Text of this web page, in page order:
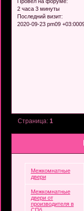
2 часа 3 минуты
Последний визит:
2020-09-23 pm09
Страница: 1
Межкомнатные
двери
Межкомнатные
двери от
производителя в